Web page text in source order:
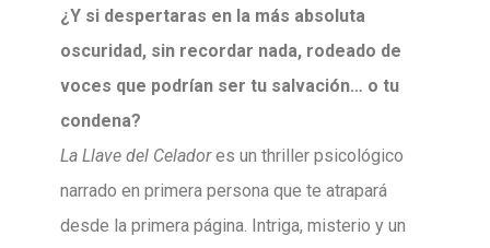
¿Y si despertaras en la más absoluta
oscuridad, sin recordar nada, rodeado de
voces que podrían ser tu salvación… o tu
condena?
La Llave del Celadores un thriller psicológico
narrado en primera persona que te atrapará
desde la primera página. Intriga, misterio y un